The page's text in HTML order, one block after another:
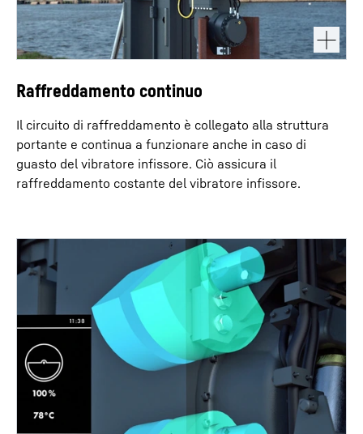
Raffreddamento continuo
Il circuito di raffreddamento è collegato alla struttura
portante e continua a funzionare anche in caso di
guasto del vibratore infissore. Ciò assicura il
raffreddamento costante del vibratore infissore.